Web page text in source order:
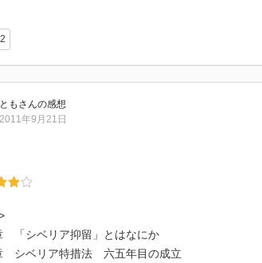
は終始，この「受忍論」による国家や裁判所のジ
私は，著者の主張に深く同意することはできませ
おそらく，「国家は，戦争による被害者全てに補
に感じられましたが，それは果たして，国家のみ
いうものは「外交」手段の一つです。たとえ当時
責任を政府に押しつけ，国民が被害者として殊更
違和を覚えます。
2
とも さんの感想
2011年9月21日
「シベリア抑留」とはなにか
シベリア特措法 六五年目の成立